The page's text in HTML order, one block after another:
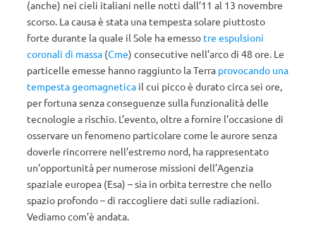
(anche) nei cieli italiani nelle notti dall’11 al 13 novembre
scorso. La causa è stata una tempesta solare piuttosto
forte durante la quale il Sole ha emesso tre espulsioni
coronali di massa (Cme) consecutive nell’arco di 48 ore. Le
particelle emesse hanno raggiunto la Terra provocando una
tempesta geomagnetica il cui picco è durato circa sei ore,
per fortuna senza conseguenze sulla funzionalità delle
tecnologie a rischio. L’evento, oltre a fornire l’occasione di
osservare un fenomeno particolare come le aurore senza
doverle rincorrere nell’estremo nord, ha rappresentato
un’opportunità per numerose missioni dell’Agenzia
spaziale europea (Esa) – sia in orbita terrestre che nello
spazio profondo – di raccogliere dati sulle radiazioni.
Vediamo com’è andata.